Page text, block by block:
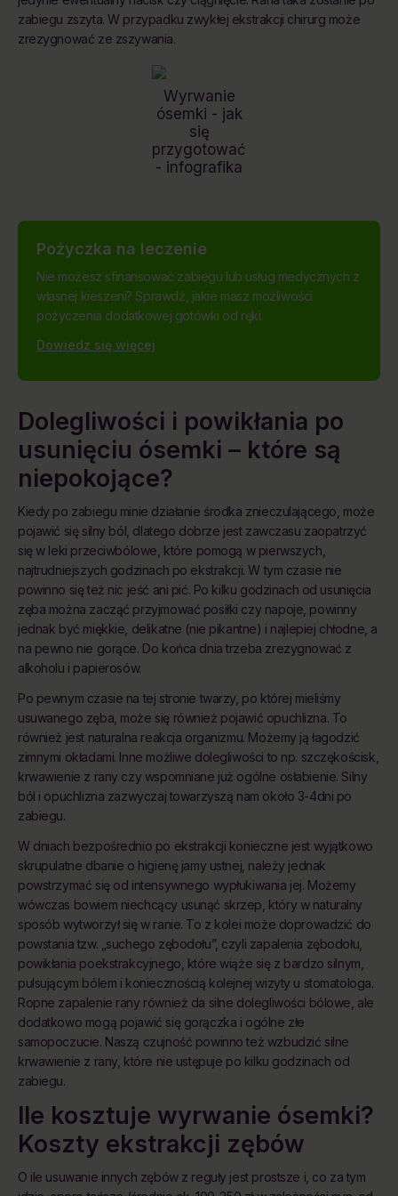
zabiegu zszyta. W przypadku zwykłej ekstrakcji chirurg może
zrezygnować ze zszywania.
Wyrwanie
ósemki - jak
się
przygotować
- infografika
Pożyczka na leczenie
Nie możesz sfinansować zabiegu lub usług medycznych z
własnej kieszeni? Sprawdź, jakie masz możliwości
pożyczenia dodatkowej gotówki od ręki.
Dowiedz się więcej
Dolegliwości i powikłania po
usunięciu ósemki – które są
niepokojące?
Kiedy po zabiegu minie działanie środka znieczulającego, może
pojawić się silny ból, dlatego dobrze jest zawczasu zaopatrzyć
się w leki przeciwbólowe, które pomogą w pierwszych,
najtrudniejszych godzinach po ekstrakcji. W tym czasie nie
powinno się też nic jeść ani pić. Po kilku godzinach od usunięcia
zęba można zacząć przyjmować posiłki czy napoje, powinny
jednak być miękkie, delikatne (nie pikantne) i najlepiej chłodne, a
na pewno nie gorące. Do końca dnia trzeba zrezygnować z
alkoholu i papierosów.
Po pewnym czasie na tej stronie twarzy, po której mieliśmy
usuwanego zęba, może się również pojawić opuchlizna. To
również jest naturalna reakcja organizmu. Możemy ją łagodzić
zimnymi okładami. Inne możliwe dolegliwości to np. szczękościsk,
krwawienie z rany czy wspomniane już ogólne osłabienie. Silny
ból i opuchlizna zazwyczaj towarzyszą nam około 3-4dni po
zabiegu.
W dniach bezpośrednio po ekstrakcji konieczne jest wyjątkowo
skrupulatne dbanie o higienę jamy ustnej, należy jednak
powstrzymać się od intensywnego wypłukiwania jej. Możemy
wówczas bowiem niechcący usunąć skrzep, który w naturalny
sposób wytworzył się w ranie. To z kolei może doprowadzić do
powstania tzw. „suchego zębodołu”, czyli zapalenia zębodołu,
powikłania poekstrakcyjnego, które wiąże się z bardzo silnym,
pulsującym bólem i koniecznością kolejnej wizyty u stomatologa.
Ropne zapalenie rany również da silne dolegliwości bólowe, ale
dodatkowo mogą pojawić się gorączka i ogólne złe
samopoczucie. Naszą czujność powinno też wzbudzić silne
krwawienie z rany, które nie ustępuje po kilku godzinach od
zabiegu.
Ile kosztuje wyrwanie ósemki?
Koszty ekstrakcji zębów
O ile usuwanie innych zębów z reguły jest prostsze i, co za tym